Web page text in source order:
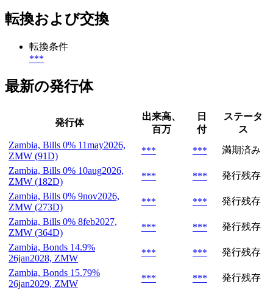
転換および交換
転換条件
***
最新の発行体
発行体
出来高、
百万
日
付
ステータ
ス
Zambia, Bills 0% 11may2026,
ZMW (91D)
*** ***
満期済み
Zambia, Bills 0% 10aug2026,
ZMW (182D)
*** ***
発行残存
Zambia, Bills 0% 9nov2026,
ZMW (273D)
*** ***
発行残存
Zambia, Bills 0% 8feb2027,
ZMW (364D)
*** ***
発行残存
Zambia, Bonds 14.9%
26jan2028, ZMW
*** ***
発行残存
Zambia, Bonds 15.79%
26jan2029, ZMW
*** ***
発行残存